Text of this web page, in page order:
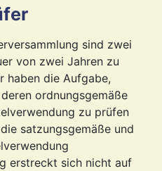
sind zwei
von zwei Jahren zu
haben die Aufgabe,
ordnungsgemäße
zu prüfen
satzungsgemäße und
erstreckt sich nicht auf